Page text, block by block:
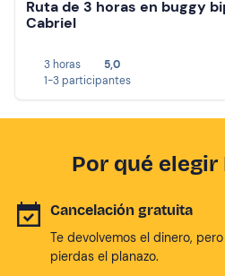
Ruta de 3 horas en buggy
Cabriel
3 horas
5,0
1-3 participantes
Por qué elegir
Cancelación gratuita
Te devolvemos el dinero,
pierdas el planazo.